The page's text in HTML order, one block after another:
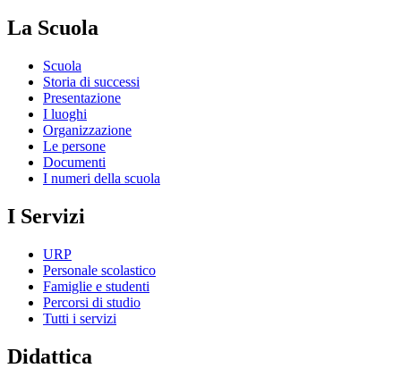
La Scuola
Scuola
Storia di successi
Presentazione
I luoghi
Organizzazione
Le persone
Documenti
I numeri della scuola
I Servizi
URP
Personale scolastico
Famiglie e studenti
Percorsi di studio
Tutti i servizi
Didattica